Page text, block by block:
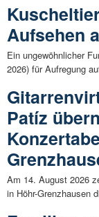
Aufsehen
Ein ungewöhnlicher
2026) für Aufregung
Patíz
Am 14. August 2026
in Höhr-Grenzhausen